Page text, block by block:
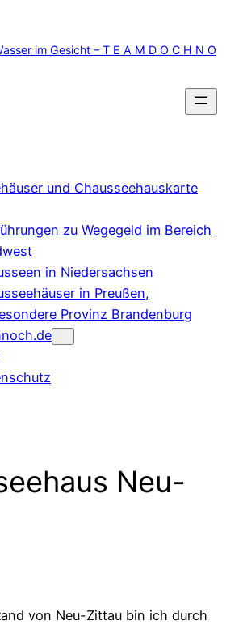
im Gesicht – T E A M D O C H N O
und Chausseehauskarte
zu Wegegeld im Bereich
in Niedersachsen
in Preußen,
Provinz Brandenburg
Neu-
von Neu-Zittau bin ich durch